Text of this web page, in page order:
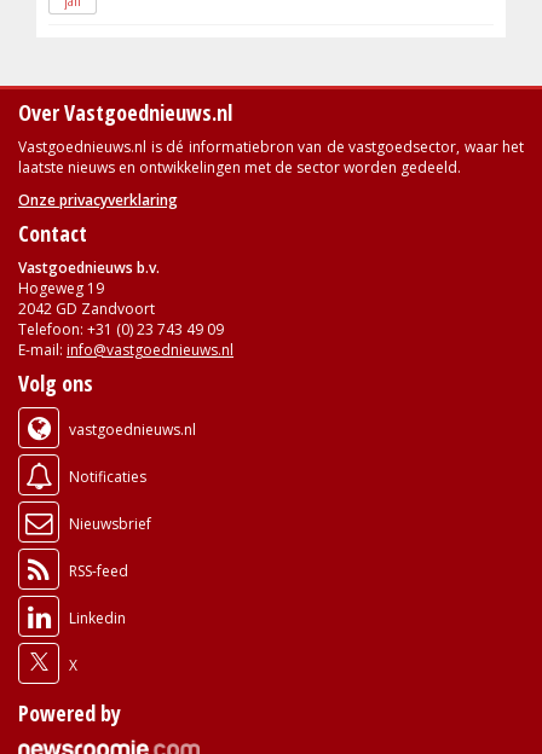
Over Vastgoednieuws.nl
Vastgoednieuws.nl is dé informatiebron van de vastgoedsector, waar het
laatste nieuws en ontwikkelingen met de sector worden gedeeld.
Onze privacyverklaring
Contact
Vastgoednieuws b.v.
Hogeweg 19
2042 GD Zandvoort
Telefoon: +31 (0) 23 743 49 09
E-mail: info@vastgoednieuws.nl
Volg ons
vastgoednieuws.nl
Notificaties
Nieuwsbrief
RSS-feed
Linkedin
X
Powered by